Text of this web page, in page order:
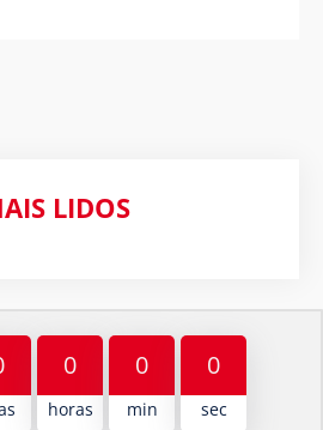
LIDOS
0
horas
0
min
0
sec